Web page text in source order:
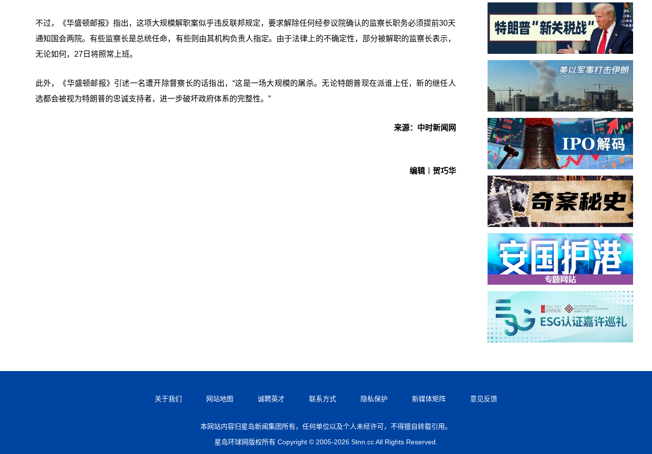
不过，《华盛顿邮报》指出，这项大规模解职案似乎违反联邦规定，要求解除任何经参议院确认的监察长职务必须提前30天
通知国会两院。有些监察长是总统任命，有些则由其机构负责人指定。由于法律上的不确定性，部分被解职的监察长表示，
无论如何，27日将照常上班。
此外，《华盛顿邮报》引述一名遭开除督察长的话指出，“这是一场大规模的屠杀。无论特朗普现在派谁上任，新的继任人
选都会被视为特朗普的忠诚支持者，进一步破坏政府体系的完整性。”
来源：中时新闻网
编辑︱贺巧华
关于我们 网站地图 诚聘英才 联系方式 隐私保护 新媒体矩阵 意见反馈
本网站内容归星岛新闻集团所有，任何单位以及个人未经许可，不得擅自转载引用。
星岛环球网版权所有 Copyright © 2005-2026 Stnn.cc All Rights Reserved.